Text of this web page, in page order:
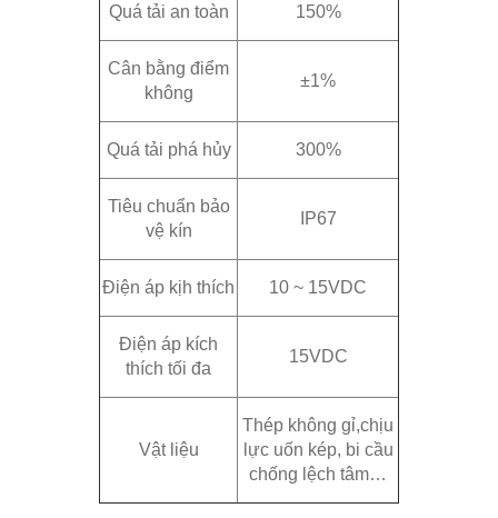
Quá tải an toàn 150%
Cân bằng điểm
không
±1%
Quá tải phá hủy 300%
Tiêu chuẩn bảo
vệ kín
IP67
Điện áp kịh thích 10 ~ 15VDC
Điện áp kích
thích tối đa
15VDC
Vật liệu
Thép không gỉ,chịu
lực uốn kép, bi cầu
chống lệch tâm…